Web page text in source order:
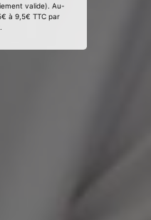
valide). Au-
à 9,5€ TTC par